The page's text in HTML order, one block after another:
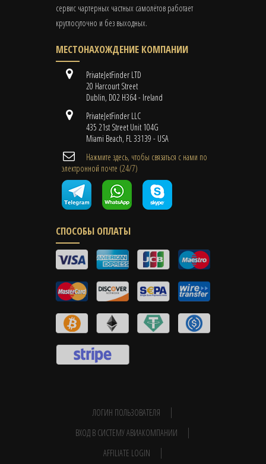
сервис чартерных частных самолётов работает
круглосуточно и без выходных.
МЕСТОНАХОЖДЕНИЕ КОМПАНИИ
PrivateJetFinder LTD
20 Harcourt Street
Dublin, D02 H364 - Ireland
PrivateJetFinder LLC
435 21st Street Unit 104G
Miami Beach, FL 33139 - USA
Нажмите здесь, чтобы связаться с нами по
электронной почте (24/7)
СПОСОБЫ ОПЛАТЫ
ЛОГИН ПОЛЬЗОВАТЕЛЯ
ВХОД В СИСТЕМУ АВИАКОМПАНИИ
AFFILIATE LOGIN